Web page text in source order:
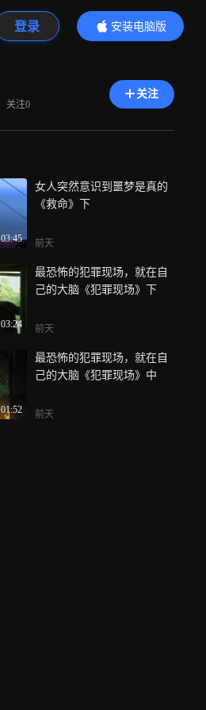
登录
安装电脑版
内容更精彩
关注0
关注
03:45
女人突然意识到噩梦是真的
《救命》下
前天
03:24
最恐怖的犯罪现场，就在自
己的大脑《犯罪现场》下
前天
01:52
最恐怖的犯罪现场，就在自
己的大脑《犯罪现场》中
前天